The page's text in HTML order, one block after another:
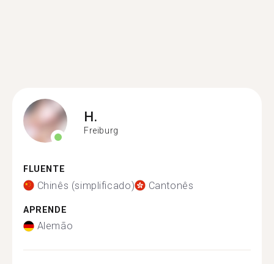
H.
Freiburg
FLUENTE
Chinês (simplificado) Cantonês
APRENDE
Alemão